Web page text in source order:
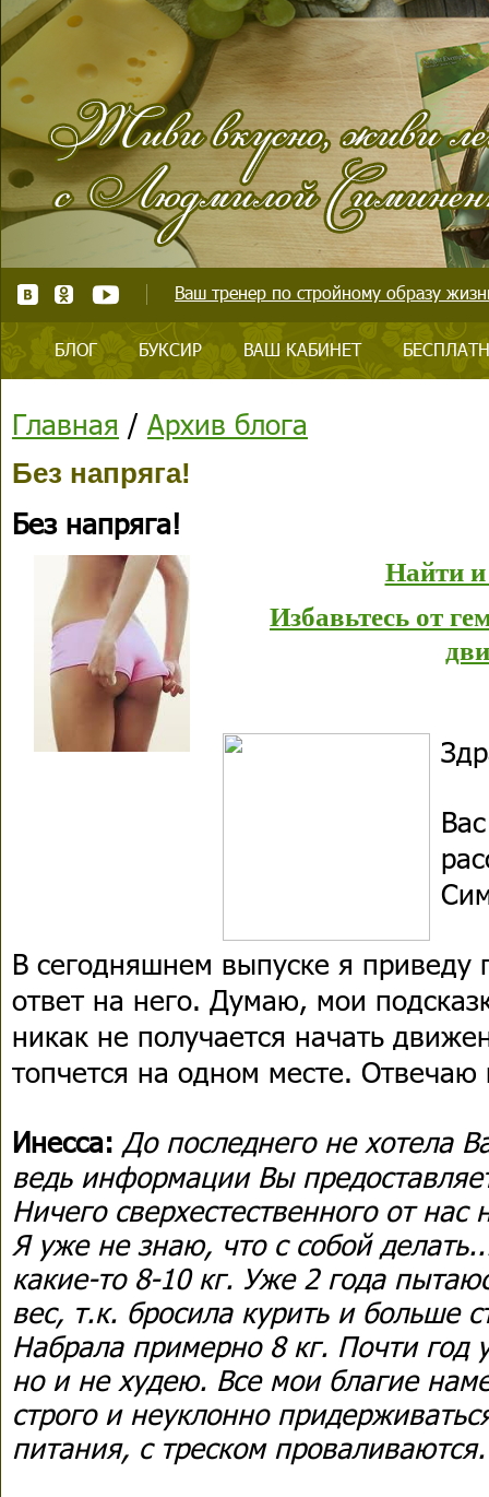
Ваш тренер по стройному образу
БЛОГ БУКСИР ВАШ КАБИНЕТ
Главная / Архив блога
Без напряга!
Без напряга!
Найти и
Избавьтесь от
В сегодняшнем выпуске я
ответ на него. Думаю, мои
никак не получается начать
топчется на одном месте.
Инесса: До последнего не хотела
ведь информации Вы
Ничего сверхестественного от нас
Я уже не знаю, что с собой
какие-то 8-10 кг. Уже 2 года
вес, т.к. бросила курить и больше
Набрала примерно 8 кг. Почти год
но и не худею. Все мои благие
строго и неуклонно
питания, с треском проваливаются.